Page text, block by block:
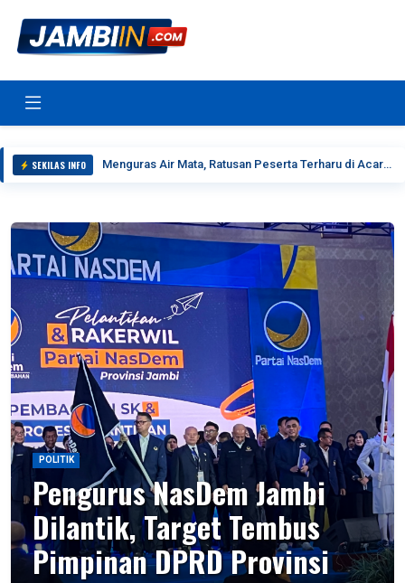
SEKILAS INFO Menguras Air Mata, Ratusan Peserta Terharu di Acara Peluncuran Buku Jejak Langkah Ayah
POLITIK
Pengurus NasDem Jambi
Dilantik, Target Tembus
Pimpinan DPRD Provinsi